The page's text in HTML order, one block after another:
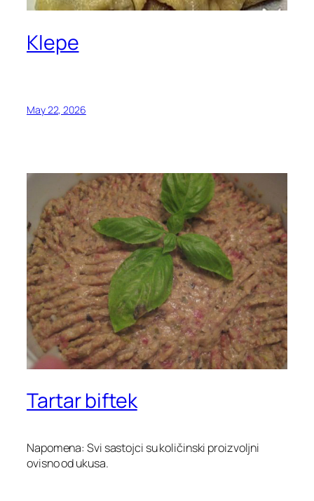
Klepe
May 22, 2026
Tartar biftek
Napomena: Svi sastojci su količinski proizvoljni
ovisno od ukusa.